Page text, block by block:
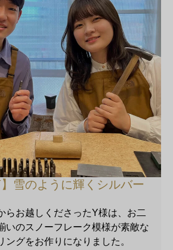
】雪のように輝くシルバー
らお越しくださったY様は、お二
いのスノーフレーク模様が素敵な
ングをお作りになりました。